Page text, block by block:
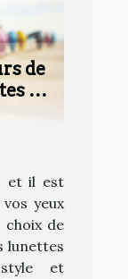
de
cet
et il est
yeux
de
lunettes
et